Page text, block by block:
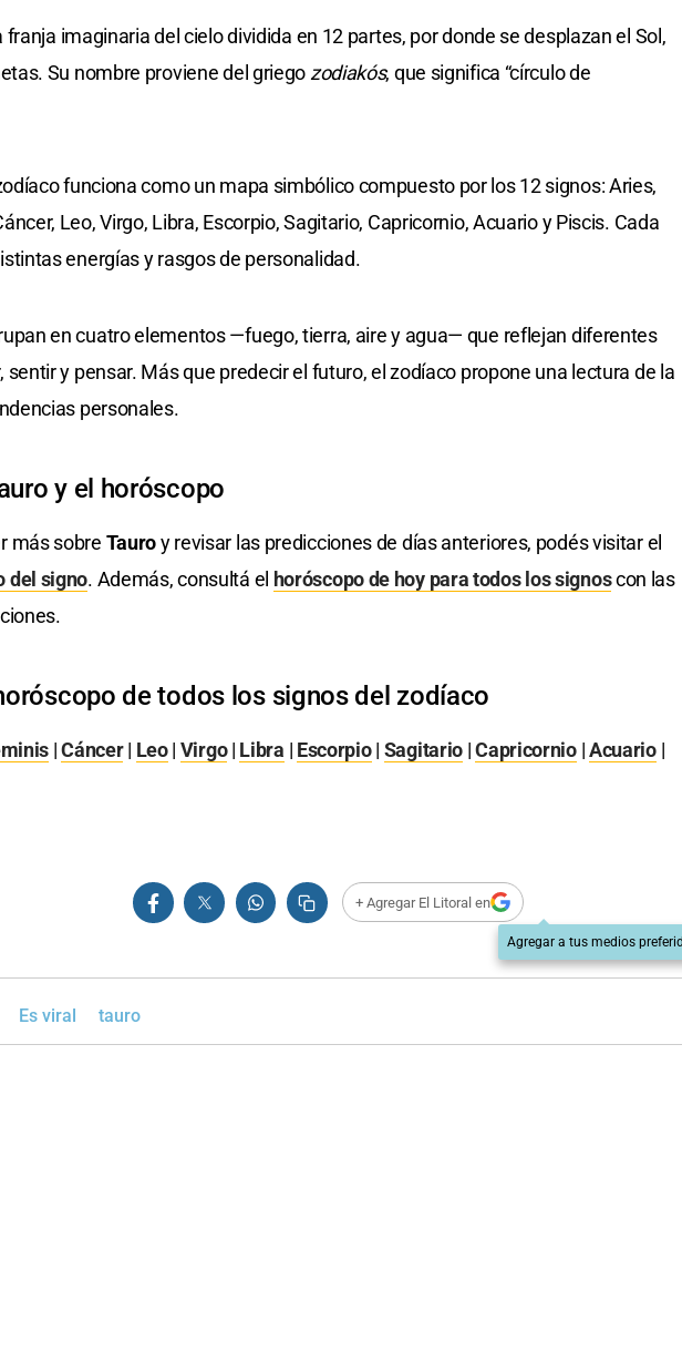
franja imaginaria del cielo dividida en 12 partes, por donde se desplazan el Sol,
Su nombre proviene del griegozodiakós, que significa “círculo de
funciona como un mapa simbólico compuesto por los 12 signos: Aries,
Leo, Virgo, Libra, Escorpio, Sagitario, Capricornio, Acuario y Piscis. Cada
energías y rasgos de personalidad.
en cuatro elementos —fuego, tierra, aire y agua— que reflejan diferentes
sentir y pensar. Más que predecir el futuro, el zodíaco propone una lectura de la
personales.
y el horóscopo
más sobre Tauroy revisar las predicciones de días anteriores, podés visitar el
del signo. Además, consultá el horóscopo de hoy para todos los signoscon las
de todos los signos del zodíaco
|Cáncer| Leo| Virgo| Libra | Escorpio| Sagitario |Capricornio|Acuario|
+ Agregar El Litoral en
Agregar a tus medios
Es viral tauro